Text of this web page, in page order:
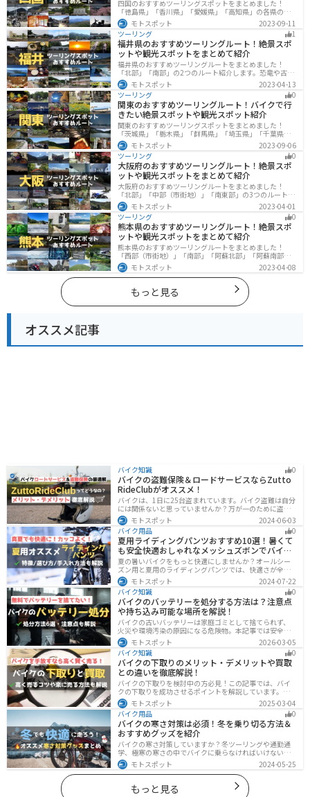
四国のおすすめツーリングスポットをまとめました！
「徳島県」「香川県」「愛媛県」「高知県」の各県の観
光地紹介します。自然豊かな山々や湖、温泉地が点在
し、四季折々の景色を楽しめるスポットが多数ありま
す。バイクで四国にツーリングに行く際は参考にしてく
ださい。
モトスポット
2023-09-11
ツーリング
1
福井県のおすすめツーリングルート！絶景スポ
ットや観光スポットをまとめて紹介
福井県のおすすめツーリングルートをまとめました！
「北部」「南部」の2つのルート紹介します。恐竜や古代
遺跡、温泉地など魅力に溢れるスポットが多数ありま
す。バイクで福井県にツーリングに行く際は参考にして
ください。
モトスポット
2023-04-13
ツーリング
0
関東のおすすめツーリングルート！バイクで行
きたい絶景スポットや観光スポット紹介
関東のおすすめツーリングスポットをまとめました！
「茨城県」「栃木県」「群馬県」「埼玉県」「千葉県」
「東京都」「神奈川県」の各県の観光地紹介します。自
然豊かな山々や湖、温泉地が点在し、四季折々の景色を
楽しめるスポットが多数あります。バイクで関東にツー
リングに行く際は参考にしてください。
モトスポット
2023-09-06
ツーリング
0
大阪府のおすすめツーリングルート！絶景スポ
ットや観光スポットをまとめて紹介
大阪府のおすすめツーリングルートをまとめました！
「北部」「中部（市街地）」「南東部」の3つのルート紹
介します。歴史と近代が融合した魅力的なエリアで様々
な楽しみ方ができます。バイクで大阪府にツーリングに
行く際は参考にしてください。
モトスポット
2023-04-01
ツーリング
0
熊本県のおすすめツーリングルート！絶景スポ
ットや観光スポットをまとめて紹介
熊本県のおすすめツーリングルートをまとめました！
「西部（市街地）」「南部」「阿蘇北部」「阿蘇南部」
の4つのルート紹介します。阿蘇山や天草諸島をはじめと
した豊かな自然や、熊本城や水前寺成趣園など歴史ある
観光スポットが多数あり、様々な楽しみ方ができます。
バイクで熊本県にツーリングに行く際は参考にしてくだ
さい。
モトスポット 2023-04-08
もっと見る
オススメ記事
バイク知識 0
バイクの盗難保険＆ロードサービスならZutto
RideClubがオススメ！
バイクは、1日に25台盗まれています。バイク盗難は自分
には関係ないと思っていませんか？万が一のために盗難
保険を検討しておきましょう。この記事ではオススメの
バイク盗難保険「ZuttoRideClub」について解説します。
ロードサービスや会員限定特典などもあるので、お得な
バイク盗難保険を探している人に最適です。
モトスポット
2024-06-03
バイク用品
0
夏用ライディングパンツおすすめ10選！暑くて
も安全快適おしゃれなメッシュズボンでバイク
に乗ろう
夏の暑いバイクをもっと快適にしませんか？オールシー
ズン用と夏用のライディングパンツでは、快適さが全然
違います。生地の大半がメッシュ素材で作られた夏用で
は通気性・透湿性に優れており、熱気を逃しつつ汗をし
っかりと乾かしてくれます。そんな夏用ライディングパ
ンツの選び方や特徴オススメ商品をまとめました。
モトスポット
2024-07-22
バイク知識
0
バイクのバッテリーを処分する方法は？注意点
や持ち込み可能な場所を解説！
バイクの古いバッテリーは家庭ゴミとして捨てられず、
火災や環境汚染の原因になる危険物。本記事では安全な
保管方法や絶縁などの注意点、無料・低コストで回収し
てもらう方法、買い取りの可否を解説。ナップスやオー
トバックス、イエローハットなどの回収対応店舗も紹介
します。
モトスポット
2026-03-05
バイク知識
0
バイクの下取りのメリット・デメリットや買取
との違いを徹底解説！
バイクの下取りを検討中の方必見！この記事では、バイ
クの下取りを成功させるポイントを解説しています。実
は、下取りは現金化の手間を省き、乗り換え当日までバ
イクに乗れる一方で、査定額が低くなる場合も多いため
注意が必要です。この記事を読めば、よい条件で下取り
を進めるコツがわかります。
モトスポット
2025-03-04
バイク用品
0
バイクの寒さ対策は必須！冬を乗り切る方法＆
おすすめグッズを紹介
バイクの寒さ対策していますか？冬ツーリングや通勤通
学、極寒の寒さの中でバイクに乗らなければいけない時
でも快適に乗る方法をまとめました！オススメの寒さ対
策グッズも紹介しているので、これで寒い冬でも快適に
バイクに乗りましょう！
モトスポット 2024-05-25
もっと見る